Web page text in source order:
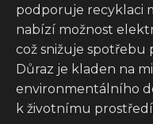
podporuje recyklaci
nabízí možnost
což snižuje
Důraz je kladen na
environmentálního
k životnímu